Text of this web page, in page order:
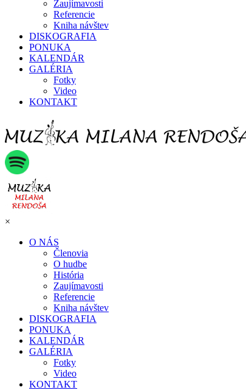
Zaujímavosti
Referencie
Kniha návštev
DISKOGRAFIA
PONUKA
KALENDÁR
GALÉRIA
Fotky
Video
KONTAKT
×
O NÁS
Členovia
O hudbe
História
Zaujímavosti
Referencie
Kniha návštev
DISKOGRAFIA
PONUKA
KALENDÁR
GALÉRIA
Fotky
Video
KONTAKT